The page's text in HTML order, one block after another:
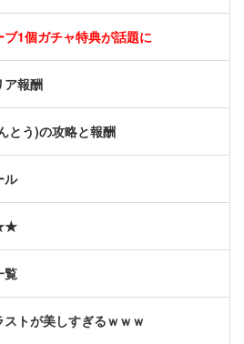
ブ1個ガチャ特典が話題に
ア報酬
とう)の攻略と報酬
ル
覧
ストが美しすぎるｗｗｗ